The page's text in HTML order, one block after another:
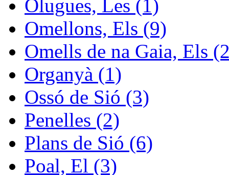
Olugues, Les (1)
Omellons, Els (9)
Omells de na Gaia, Els
Organyà (1)
Ossó de Sió (3)
Penelles (2)
Plans de Sió (6)
Poal, El (3)